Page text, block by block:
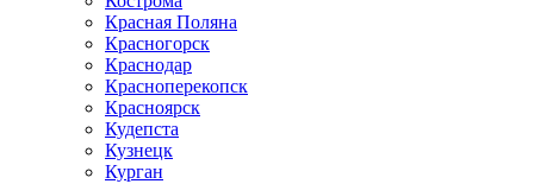
Красная Поляна
Красногорск
Краснодар
Красноперекопск
Красноярск
Кудепста
Кузнецк
Курган